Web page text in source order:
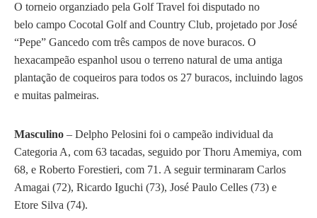
O torneio organziado pela Golf Travel foi disputado no
belo campo Cocotal Golf and Country Club, projetado por José
“Pepe” Gancedo com três campos de nove buracos. O
hexacampeão espanhol usou o terreno natural de uma antiga
plantação de coqueiros para todos os 27 buracos, incluindo lagos
e muitas palmeiras.
Masculino – Delpho Pelosini foi o campeão individual da
Categoria A, com 63 tacadas, seguido por Thoru Amemiya, com
68, e Roberto Forestieri, com 71. A seguir terminaram Carlos
Amagai (72), Ricardo Iguchi (73), José Paulo Celles (73) e
Etore Silva (74).